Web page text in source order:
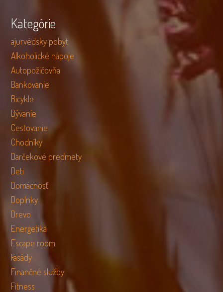
Kategórie
ajurvédsky pobyt
Alkoholické nápoje
Autopožičovňa
Bankovanie
Bicykle
Bývanie
Cestovanie
Chodníky
Darčekové predmety
Deti
Domácnosť
Doplnky
Drevo
Energetika
Escape room
Fasády
Finančné služby
Fitness